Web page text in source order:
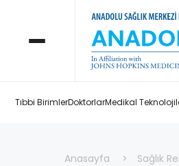
Tıbbi BirimlerDoktorlarMedikal
Anasayfa Sağlık